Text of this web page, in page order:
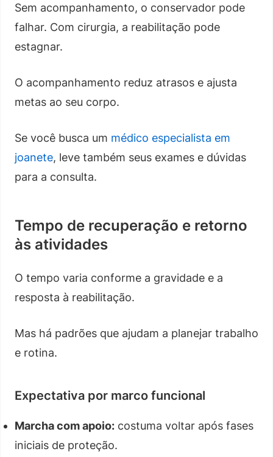
Sem acompanhamento, o conservador pode
falhar. Com cirurgia, a reabilitação pode
estagnar.
O acompanhamento reduz atrasos e ajusta
metas ao seu corpo.
Se você busca um médico especialista em
joanete, leve também seus exames e dúvidas
para a consulta.
Tempo de recuperação e retorno
às atividades
O tempo varia conforme a gravidade e a
resposta à reabilitação.
Mas há padrões que ajudam a planejar trabalho
e rotina.
Expectativa por marco funcional
Marcha com apoio: costuma voltar após fases
iniciais de proteção.